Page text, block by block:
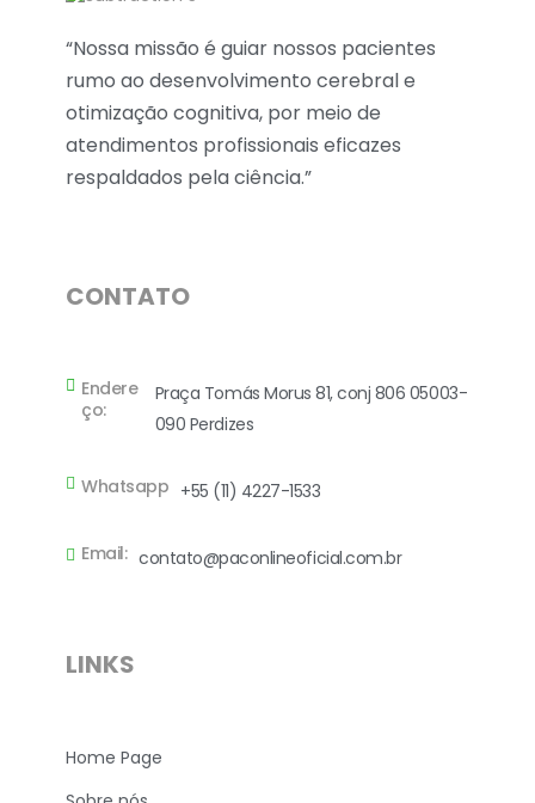
“Nossa missão é guiar nossos pacientes
rumo ao desenvolvimento cerebral e
otimização cognitiva, por meio de
atendimentos profissionais eficazes
respaldados pela ciência.”
CONTATO
Endere
ço:
Praça Tomás Morus 81, conj 806 05003-
090 Perdizes
Whatsapp +55 (11) 4227-1533
Email: contato@paconlineoficial.com.br
LINKS
Home Page